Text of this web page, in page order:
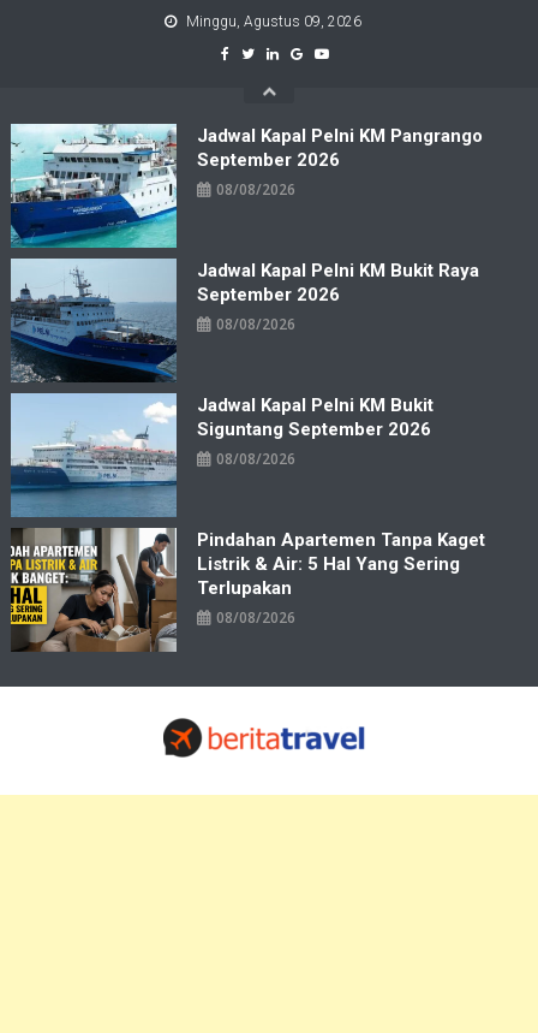
Minggu, Agustus 09, 2026
Jadwal Kapal Pelni KM Pangrango
September 2026
08/08/2026
Jadwal Kapal Pelni KM Bukit Raya
September 2026
08/08/2026
Jadwal Kapal Pelni KM Bukit
Siguntang September 2026
08/08/2026
Pindahan Apartemen Tanpa Kaget
Listrik & Air: 5 Hal Yang Sering
Terlupakan
08/08/2026
Travelbiz